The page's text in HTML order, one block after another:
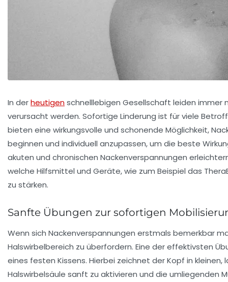
In derheutigenschnelllebigen Gesellschaft leiden immer
verursacht werden. Sofortige Linderung ist für viele
bieten eine wirkungsvolle und schonende Möglichkeit,
beginnen und individuell anzupassen, um die beste
akuten und chronischen Nackenverspannungen
welche Hilfsmittel und Geräte, wie zum Beispiel das
zu stärken.
Sanfte Übungen zur sofortigen
Wenn sich Nackenverspannungen erstmals bemerkbar
Halswirbelbereich zu überfordern. Eine der effektivsten
eines festen Kissens. Hierbei zeichnet der Kopf in
Halswirbelsäule sanft zu aktivieren und die umliegenden